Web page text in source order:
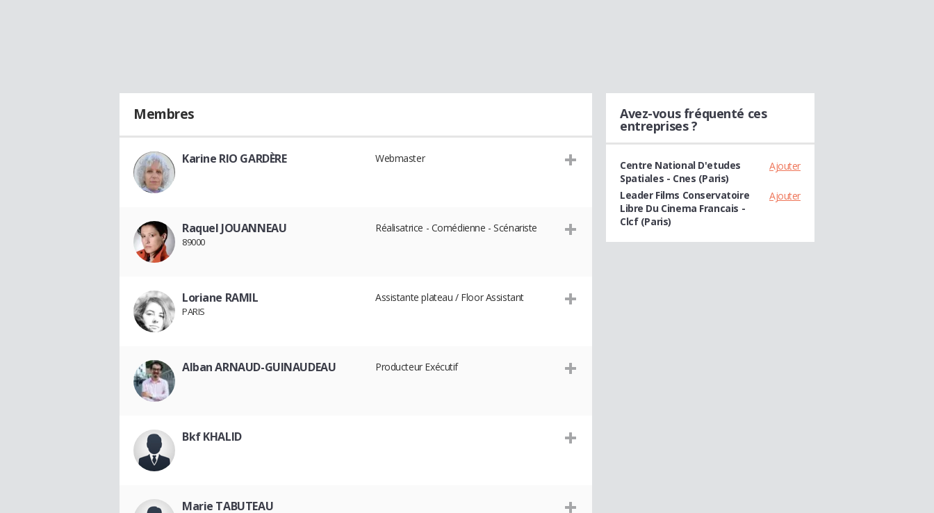
Membres
Karine RIO GARDÈRE Webmaster
Raquel JOUANNEAU
89000
Réalisatrice - Comédienne - Scénariste
Loriane RAMIL
PARIS
Assistante plateau / Floor Assistant
Alban ARNAUD-GUINAUDEAU Producteur Exécutif
Bkf KHALID
Marie TABUTEAU
Avez-vous fréquenté ces
entreprises ?
Ajouter
Centre National D'etudes
Spatiales - Cnes (Paris)
Ajouter
Leader Films Conservatoire
Libre Du Cinema Francais -
Clcf (Paris)